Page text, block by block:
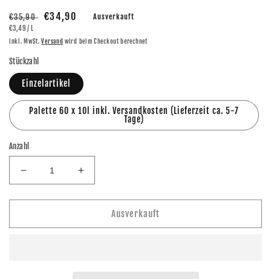
Normaler
Preis
€35,90 Verkaufspreis
€34,90
GRUNDPREIS
€3,49 / PRO
L
Ausverkauft
inkl. MwSt.Versand wird beim Checkout berechnet
Stückzahl
Einzelartikel
Palette 60 x 10l inkl. Versandkosten (Lieferzeit ca. 5-7
Tage)
Anzahl
Verringere
die
Menge
Dresdner
Erhöhe
die
Menge
Dresdner
Ausverkauft